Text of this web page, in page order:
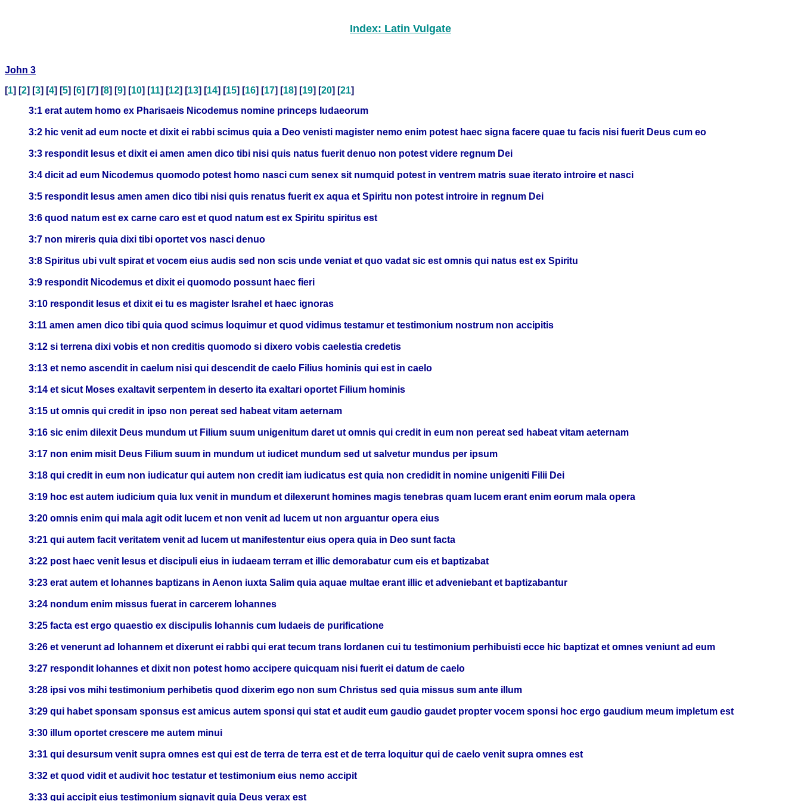
Index: Latin Vulgate
John 3
[1] [2] [3] [4] [5] [6] [7] [8] [9] [10] [11] [12] [13] [14] [15] [16] [17] [18] [19] [20] [21]
3:1 erat autem homo ex Pharisaeis Nicodemus nomine princeps Iudaeorum
3:2 hic venit ad eum nocte et dixit ei rabbi scimus quia a Deo venisti magister nemo enim potest haec signa facere quae tu facis nisi fuerit Deus cum eo
3:3 respondit Iesus et dixit ei amen amen dico tibi nisi quis natus fuerit denuo non potest videre regnum Dei
3:4 dicit ad eum Nicodemus quomodo potest homo nasci cum senex sit numquid potest in ventrem matris suae iterato introire et nasci
3:5 respondit Iesus amen amen dico tibi nisi quis renatus fuerit ex aqua et Spiritu non potest introire in regnum Dei
3:6 quod natum est ex carne caro est et quod natum est ex Spiritu spiritus est
3:7 non mireris quia dixi tibi oportet vos nasci denuo
3:8 Spiritus ubi vult spirat et vocem eius audis sed non scis unde veniat et quo vadat sic est omnis qui natus est ex Spiritu
3:9 respondit Nicodemus et dixit ei quomodo possunt haec fieri
3:10 respondit Iesus et dixit ei tu es magister Israhel et haec ignoras
3:11 amen amen dico tibi quia quod scimus loquimur et quod vidimus testamur et testimonium nostrum non accipitis
3:12 si terrena dixi vobis et non creditis quomodo si dixero vobis caelestia credetis
3:13 et nemo ascendit in caelum nisi qui descendit de caelo Filius hominis qui est in caelo
3:14 et sicut Moses exaltavit serpentem in deserto ita exaltari oportet Filium hominis
3:15 ut omnis qui credit in ipso non pereat sed habeat vitam aeternam
3:16 sic enim dilexit Deus mundum ut Filium suum unigenitum daret ut omnis qui credit in eum non pereat sed habeat vitam aeternam
3:17 non enim misit Deus Filium suum in mundum ut iudicet mundum sed ut salvetur mundus per ipsum
3:18 qui credit in eum non iudicatur qui autem non credit iam iudicatus est quia non credidit in nomine unigeniti Filii Dei
3:19 hoc est autem iudicium quia lux venit in mundum et dilexerunt homines magis tenebras quam lucem erant enim eorum mala opera
3:20 omnis enim qui mala agit odit lucem et non venit ad lucem ut non arguantur opera eius
3:21 qui autem facit veritatem venit ad lucem ut manifestentur eius opera quia in Deo sunt facta
3:22 post haec venit Iesus et discipuli eius in iudaeam terram et illic demorabatur cum eis et baptizabat
3:23 erat autem et Iohannes baptizans in Aenon iuxta Salim quia aquae multae erant illic et adveniebant et baptizabantur
3:24 nondum enim missus fuerat in carcerem Iohannes
3:25 facta est ergo quaestio ex discipulis Iohannis cum Iudaeis de purificatione
3:26 et venerunt ad Iohannem et dixerunt ei rabbi qui erat tecum trans Iordanen cui tu testimonium perhibuisti ecce hic baptizat et omnes veniunt ad eum
3:27 respondit Iohannes et dixit non potest homo accipere quicquam nisi fuerit ei datum de caelo
3:28 ipsi vos mihi testimonium perhibetis quod dixerim ego non sum Christus sed quia missus sum ante illum
3:29 qui habet sponsam sponsus est amicus autem sponsi qui stat et audit eum gaudio gaudet propter vocem sponsi hoc ergo gaudium meum impletum est
3:30 illum oportet crescere me autem minui
3:31 qui desursum venit supra omnes est qui est de terra de terra est et de terra loquitur qui de caelo venit supra omnes est
3:32 et quod vidit et audivit hoc testatur et testimonium eius nemo accipit
3:33 qui accipit eius testimonium signavit quia Deus verax est